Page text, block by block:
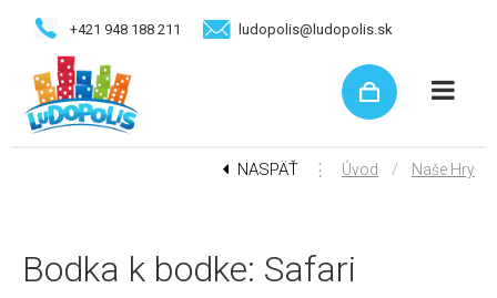
+421 948 188 211 ludopolis@ludopolis.sk
NASPÄŤ ⋮ Úvod / Naše Hry
Bodka k bodke: Safari